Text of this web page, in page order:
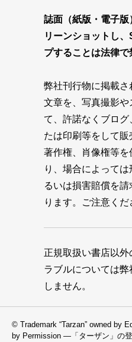
誌面（紙版・電子版
リーンショットし
プすることは法律で
弊社刊行物に掲載
文章を、写真撮影や
て、許諾なくブログ
たは印刷等をして
著作権、肖像権等
り、場合によって
るいは損害賠償を
ります。ご注意くだ
正規取扱い書店以外
ラブルについては
しません。
© Trademark “Tarzan” owned by
by Permission —「ターザン」の